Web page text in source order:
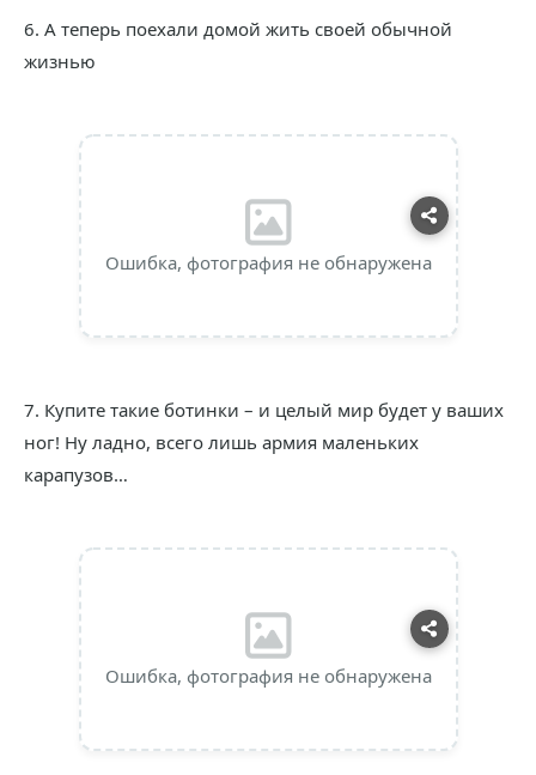
6. А теперь поехали домой жить своей обычной
жизнью
Ошибка, фотография не обнаружена
7. Купите такие ботинки – и целый мир будет у ваших
ног! Ну ладно, всего лишь армия маленьких
карапузов…
Ошибка, фотография не обнаружена